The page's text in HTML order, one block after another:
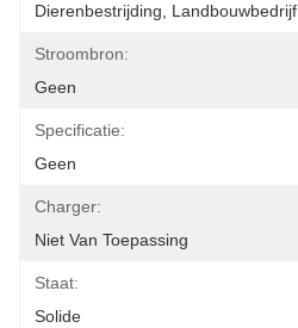
Dierenbestrijding, Landbouwbedrijf
Stroombron:
Geen
Specificatie:
Geen
Charger:
Niet Van Toepassing
Staat:
Solide